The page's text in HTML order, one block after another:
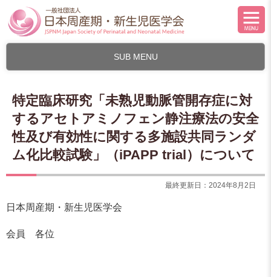
SUB MENU
特定臨床研究「未熟児動脈管開存症に対
するアセトアミノフェン静注療法の安全
性及び有効性に関する多施設共同ランダ
ム化比較試験」（iPAPP trial）について
最終更新日：2024年8月2日
日本周産期・新生児医学会
会員 各位